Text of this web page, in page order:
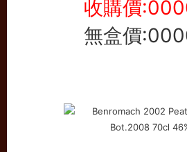
收購價
無盒價